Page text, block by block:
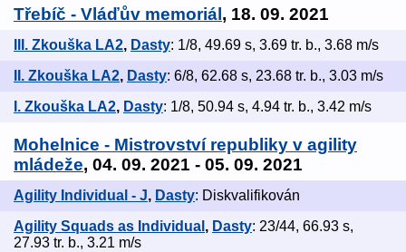
Třebíč - Vláďův memoriál , 18. 09. 2021
III. Zkouška LA2, Dasty: 1/8, 49.69 s, 3.69 tr. b., 3.68 m/s
II. Zkouška LA2, Dasty: 6/8, 62.68 s, 23.68 tr. b., 3.03 m/s
I. Zkouška LA2, Dasty: 1/8, 50.94 s, 4.94 tr. b., 3.42 m/s
Mohelnice - Mistrovství republiky v agility
mládeže, 04. 09. 2021 - 05. 09. 2021
Agility Individual - J, Dasty: Diskvalifikován
Agility Squads as Individual , Dasty: 23/44, 66.93 s,
27.93 tr. b., 3.21 m/s